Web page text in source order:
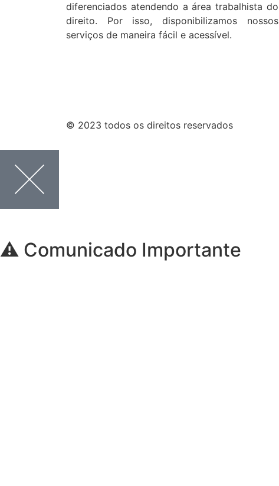
diferenciados atendendo a área trabalhista do
direito. Por isso, disponibilizamos nossos
serviços de maneira fácil e acessível.
© 2023 todos os direitos reservados
⚠️ Comunicado Importante